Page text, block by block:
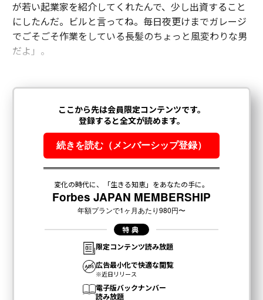
が若い起業家を紹介してくれたんで、少し出資すること
にしたんだ。ビルと言ってね。毎日夜更けまでガレージ
でごそごそ作業をしている長髪のちょっと風変わりな男
だよ」。